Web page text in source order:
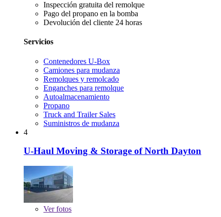
Inspección gratuita del remolque
Pago del propano en la bomba
Devolución del cliente 24 horas
Servicios
Contenedores U-Box
Camiones para mudanza
Remolques y remolcado
Enganches para remolque
Autoalmacenamiento
Propano
Truck and Trailer Sales
Suministros de mudanza
4
U-Haul Moving & Storage of North Dayton
Verfotos